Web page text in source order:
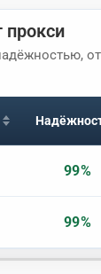
99%
99%